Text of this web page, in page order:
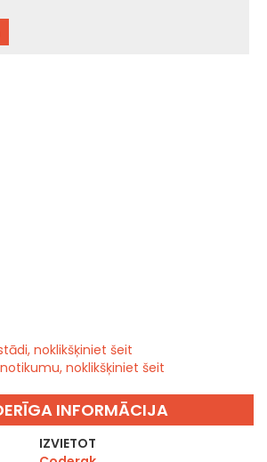
noklikšķiniet šeit
noklikšķiniet šeit
INFORMĀCIJA
IZVIETOT